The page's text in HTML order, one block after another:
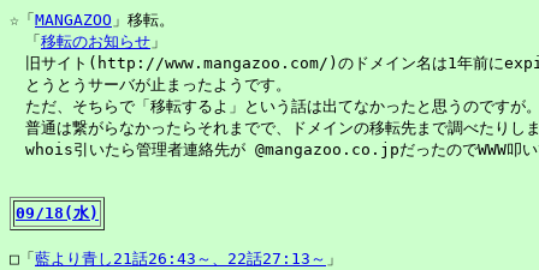
☆「 MANGAZOO 」移転。
「 移転のお知らせ 」
旧サイト(http://www.mangazoo.com/)のドメイン名は1年前に
とうとうサーバが止まったようです。
ただ、そちらで「移転するよ」という話は出てなかったと思うのですが
普通は繋がらなかったらそれまでで、ドメインの移転先まで調べたり
whois引いたら管理者連絡先が @mangazoo.co.jpだったのでWWW叩い
09/18(水)
□「 藍より青し21話26:43～、22話27:13～ 」